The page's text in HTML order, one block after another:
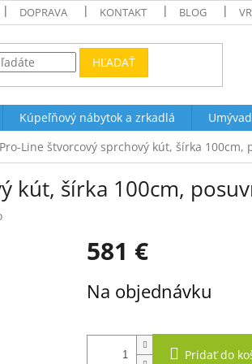
DOPRAVA KONTAKT BLOG
HĽADAŤ
Kúpeľňový nábytok a zrkadlá
Line štvorcový sprchový kút, šírka 100cm,
kút, šírka 100cm,
581 €
cena:
Na objednávku
Pridať do